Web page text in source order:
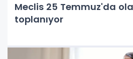
Meclis 25 Temmuz'da
toplanıyor